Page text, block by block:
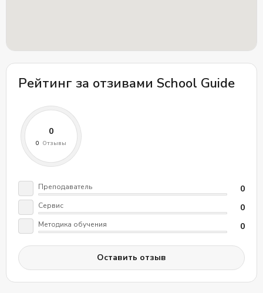
Рейтинг за отзивами School Guide
Преподаватель 0
Сервис 0
Методика обучения 0
Оставить отзыв